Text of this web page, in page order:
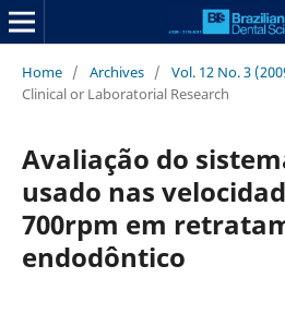
Home / Archives / Vol. 12 No. 3
Clinical or Laboratorial Research
Avaliação do
usado nas
700rpm em
endodôntico